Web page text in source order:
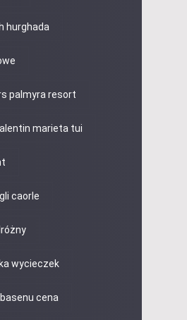
hurghada
palmyra resort
marieta tui
caorle
wycieczek
cena